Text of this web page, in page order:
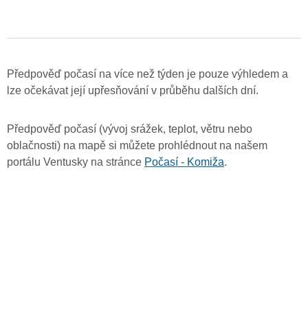
Předpověď počasí na více než týden je pouze výhledem a
lze očekávat její upřesňování v průběhu dalších dní.
Předpověď počasí (vývoj srážek, teplot, větru nebo
oblačnosti) na mapě si můžete prohlédnout na našem
portálu Ventusky na stránce Počasí - Komiža.